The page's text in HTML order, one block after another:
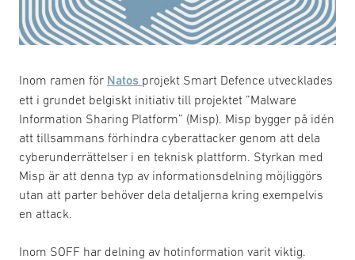
Inom ramen för Natos projekt Smart Defence utvecklades
ett i grundet belgiskt initiativ till projektet ”Malware
Information Sharing Platform” (Misp). Misp bygger på idén
att tillsammans förhindra cyberattacker genom att dela
cyberunderrättelser i en teknisk plattform. Styrkan med
Misp är att denna typ av informationsdelning möjliggörs
utan att parter behöver dela detaljerna kring exempelvis
en attack.
Inom SOFF har delning av hotinformation varit viktig.